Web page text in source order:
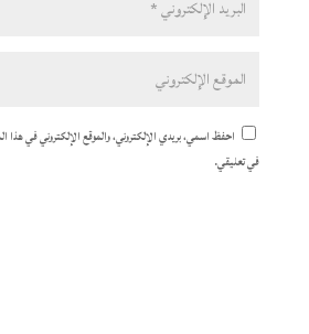
احفظ اسمي، بريدي الإلكتروني، والموقع الإلكتروني في هذا
في تعليقي.